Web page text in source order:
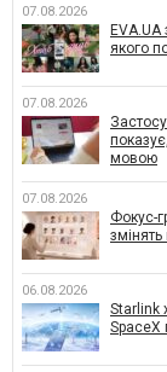
07.08.2026
EVA.UA
якого
07.08.2026
мовою
07.08.2026
Фокус-
06.08.2026
Starlink
SpaceX